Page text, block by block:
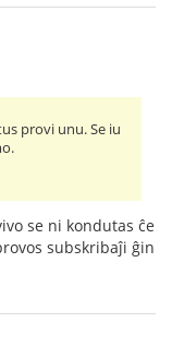
provi unu. Se iu
se ni kondutas ĉe
subskribaĵi ĝin